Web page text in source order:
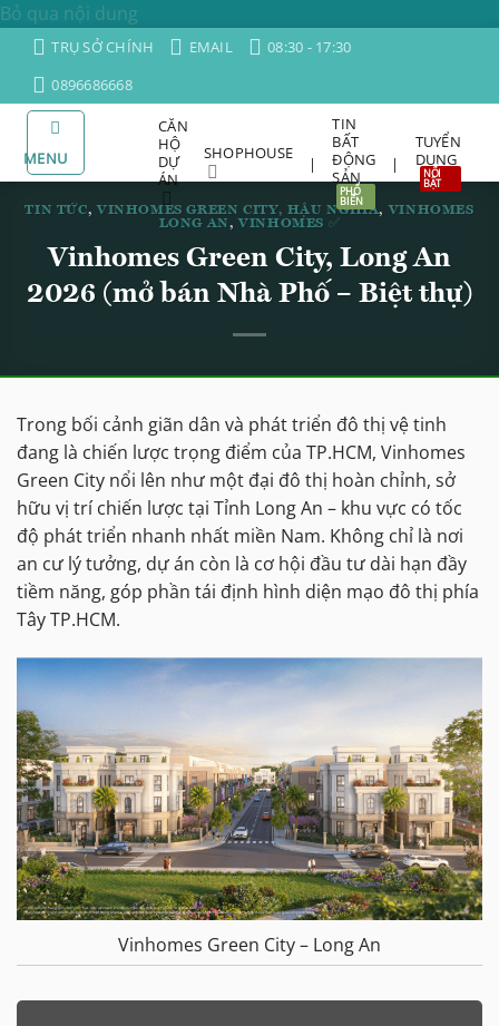
Bỏ qua nội dung
TRỤ SỞ CHÍNH EMAIL
08:30 - 17:30
0896686668
MENU
CĂN
HỘ
DỰ
ÁN
SHOPHOUSE
|
TIN
BẤT
ĐỘNG
SẢN
|
TUYỂN
DỤNG
TIN TỨC, VINHOMES GREEN CITY, HẬU NGHĨA, VINHOMES
LONG AN,VINHOMES ✅
Vinhomes Green City, Long An
2026 (mở bán Nhà Phố – Biệt thự)
Trong bối cảnh giãn dân và phát triển đô thị vệ tinh
đang là chiến lược trọng điểm của TP.HCM, Vinhomes
Green City nổi lên như một đại đô thị hoàn chỉnh, sở
hữu vị trí chiến lược tại Tỉnh Long An – khu vực có tốc
độ phát triển nhanh nhất miền Nam. Không chỉ là nơi
an cư lý tưởng, dự án còn là cơ hội đầu tư dài hạn đầy
tiềm năng, góp phần tái định hình diện mạo đô thị phía
Tây TP.HCM.
Vinhomes Green City – Long An